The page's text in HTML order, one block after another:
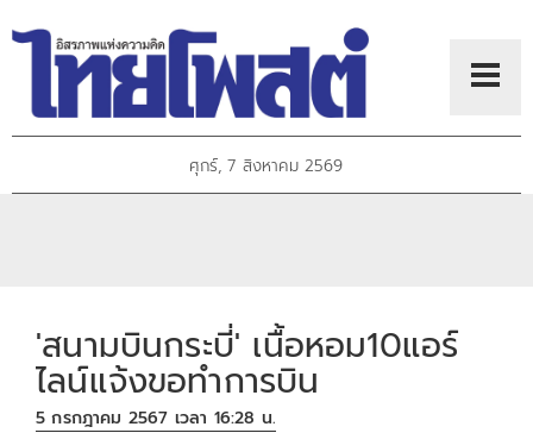
ศุกร์, 7 สิงหาคม 2569
'สนามบินกระบี่' เนื้อหอม10แอร์
ไลน์แจ้งขอทำการบิน
5 กรกฎาคม 2567 เวลา 16:28 น.